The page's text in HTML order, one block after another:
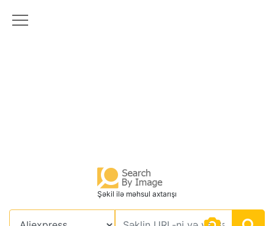
Şəkil ilə məhsul axtarışı